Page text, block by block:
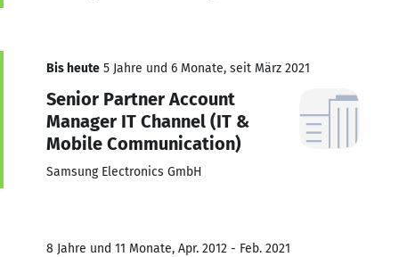
Bis heute 5 Jahre und 6 Monate, seit März 2021
Senior Partner Account
Manager IT Channel (IT &
Mobile Communication)
Samsung Electronics GmbH
8 Jahre und 11 Monate, Apr. 2012 - Feb. 2021